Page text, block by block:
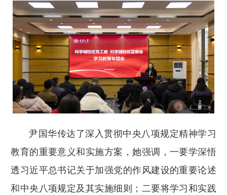
尹国华传达了深入贯彻中央八项规定精神学习
教育的重要意义和实施方案，她强调，一要学深悟
透习近平总书记关于加强党的作风建设的重要论述
和中央八项规定及其实施细则；二要将学习和实践